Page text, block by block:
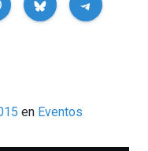
en Eventos